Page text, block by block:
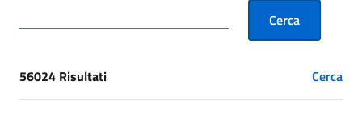
Cerca
[results] Risultati
56024 Risultati Cerca